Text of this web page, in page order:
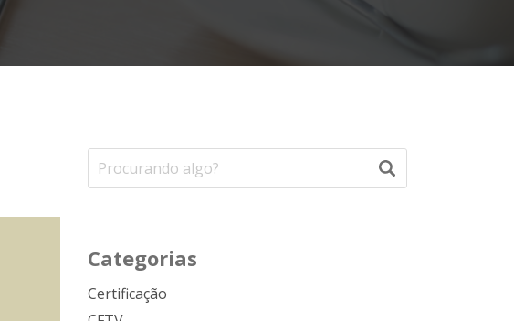
Categorias
Certificação